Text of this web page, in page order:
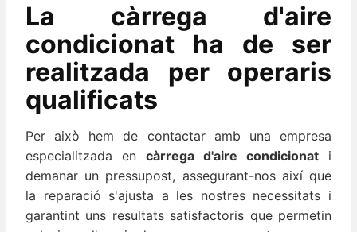
La càrrega d'aire
condicionat ha de ser
realitzada per operaris
qualificats
Per això hem de contactar amb una empresa
especialitzada en càrrega d'aire condicionat i
demanar un pressupost, assegurant-nos així que
la reparació s'ajusta a les nostres necessitats i
garantint uns resultats satisfactoris que permetin